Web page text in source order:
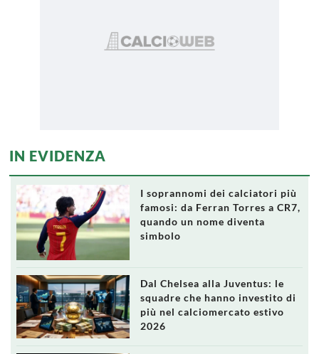
IN EVIDENZA
I soprannomi dei calciatori più
famosi: da Ferran Torres a CR7,
quando un nome diventa
simbolo
Dal Chelsea alla Juventus: le
squadre che hanno investito di
più nel calciomercato estivo
2026